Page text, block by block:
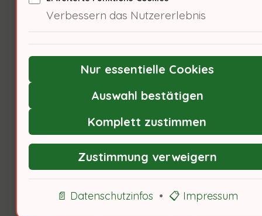
Bewusstseinsbildung ist
entscheidend. Ich frage den
Ökonomen, wie wirtschaftliche
Anreize das Recyclingverhalten
beeinflussen können!
Ökonomische Anreize für
Recycling
Verbessern das Nutzererlebnis
Nur essentielle Cookies
Auswahl bestätigen
Komplett zustimmen
Zustimmung verweigern
📄 Datenschutzinfos • 📋 Impressum